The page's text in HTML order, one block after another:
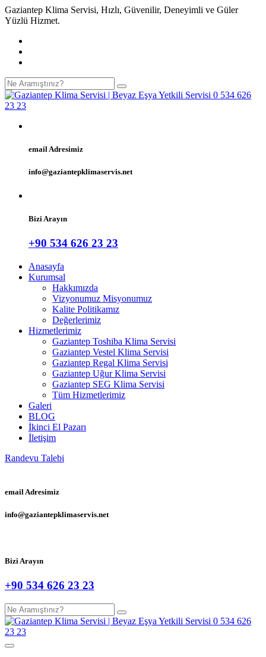
Gaziantep Klima Servisi, Hızlı, Güvenilir, Deneyimli ve Güler
Yüzlü Hizmet.
email Adresimiz
info@gaziantepklimaservis.net
Bizi Arayın
+90 534 626 23 23
Anasayfa
Kurumsal
Hakkımızda
Vizyonumuz Misyonumuz
Kalite Politikamız
Değerlerimiz
Hizmetlerimiz
Gaziantep Toshiba Klima Servisi
Gaziantep Vestel Klima Servisi
Gaziantep Regal Klima Servisi
Gaziantep Uğur Klima Servisi
Gaziantep SEG Klima Servisi
Tüm Hizmetlerimiz
Galeri
BLOG
İkinci El Pazarı
İletişim
Randevu Talebi
email Adresimiz
info@gaziantepklimaservis.net
Bizi Arayın
+90 534 626 23 23